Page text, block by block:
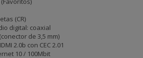
(CR)
digital: coaxial
de 3,5 mm)
2.0b con CEC 2.01
10 / 100Mbit